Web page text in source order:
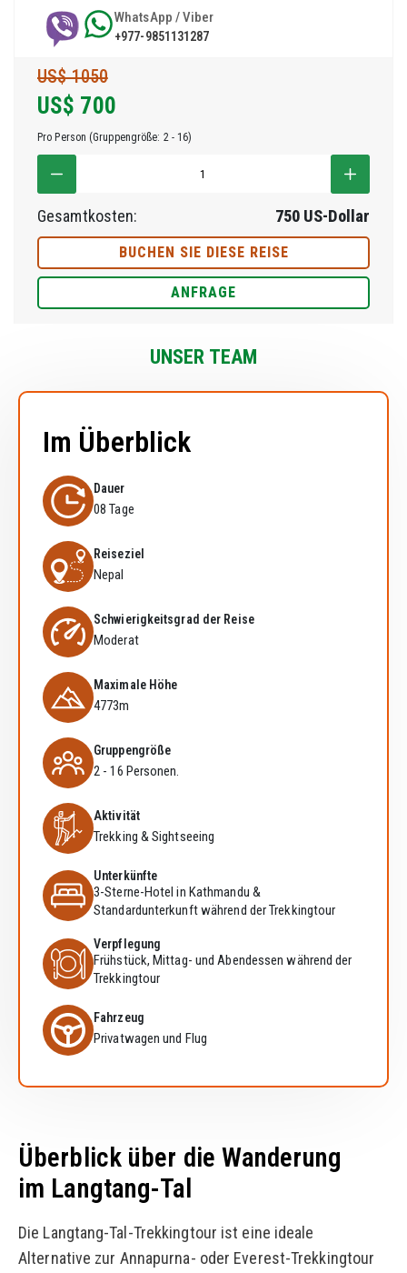
WhatsApp / Viber
+977-9851131287
US$ 1050
US$ 700
Pro Person (Gruppengröße: 2 - 16)
Gesamtkosten: 750 US-Dollar
BUCHEN SIE DIESE REISE
ANFRAGE
UNSER TEAM
Im Überblick
Dauer
08 Tage
Reiseziel
Nepal
Schwierigkeitsgrad der Reise
Moderat
Maximale Höhe
4773m
Gruppengröße
2 - 16 Personen.
Aktivität
Trekking & Sightseeing
Unterkünfte
3-Sterne-Hotel in Kathmandu &
Standardunterkunft während der Trekkingtour
Verpflegung
Frühstück, Mittag- und Abendessen während der
Trekkingtour
Fahrzeug
Privatwagen und Flug
Überblick über die Wanderung
im Langtang-Tal
Die Langtang-Tal-Trekkingtour ist eine ideale
Alternative zur Annapurna- oder Everest-Trekkingtour